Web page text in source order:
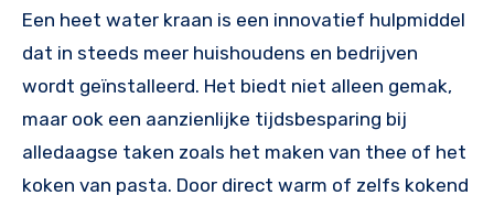
Een heet water kraan is een innovatief hulpmiddel
dat in steeds meer huishoudens en bedrijven
wordt geïnstalleerd. Het biedt niet alleen gemak,
maar ook een aanzienlijke tijdsbesparing bij
alledaagse taken zoals het maken van thee of het
koken van pasta. Door direct warm of zelfs kokend